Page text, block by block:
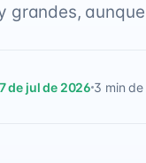
de jul de 2026 3 min